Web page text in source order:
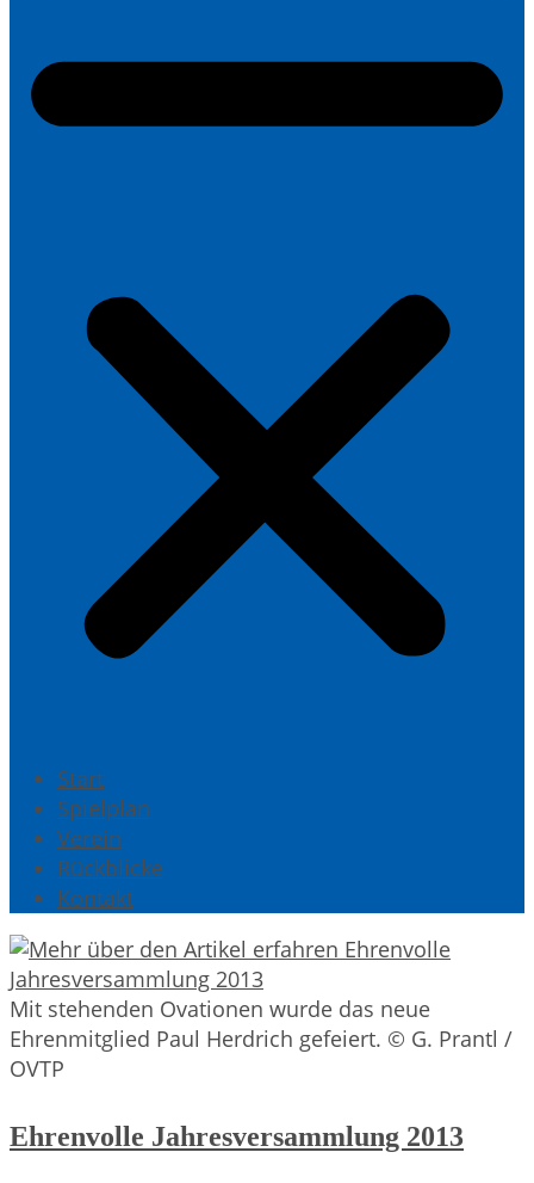
Start
Spielplan
Verein
Rückblicke
Kontakt
Mit stehenden Ovationen wurde das neue
Ehrenmitglied Paul Herdrich gefeiert. © G. Prantl /
OVTP
Ehrenvolle Jahresversammlung 2013